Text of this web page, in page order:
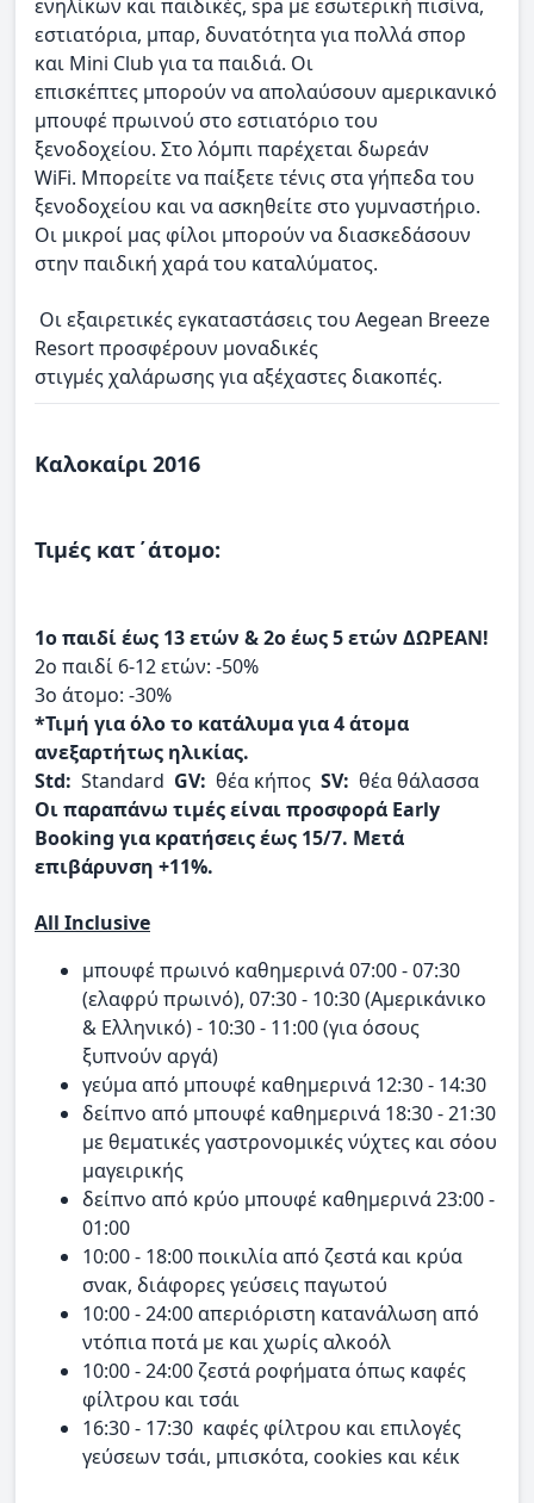
ενηλίκων και παιδικές, spa με εσωτερική πισίνα,
εστιατόρια, μπαρ, δυνατότητα για πολλά σπορ
και Mini Club για τα παιδιά. Οι
επισκέπτες μπορούν να απολαύσουν αμερικανικό
μπουφέ πρωινού στο εστιατόριο του
ξενοδοχείου. Στο λόμπι παρέχεται δωρεάν
WiFi. Μπορείτε να παίξετε τένις στα γήπεδα του
ξενοδοχείου και να ασκηθείτε στο γυμναστήριο.
Οι μικροί μας φίλοι μπορούν να διασκεδάσουν
στην παιδική χαρά του καταλύματος.
Οι εξαιρετικές εγκαταστάσεις του Aegean Breeze
Resort προσφέρουν μοναδικές
στιγμές χαλάρωσης για αξέχαστες διακοπές.
Καλοκαίρι 2016
Τιμές κατ΄άτομο:
1ο παιδί έως 13 ετών & 2ο έως 5 ετών ΔΩΡΕΑΝ!
2ο παιδί 6-12 ετών: -50%
3ο άτομο: -30%
*Τιμή για όλο το κατάλυμα για 4 άτομα
ανεξαρτήτως ηλικίας.
Std: Standard GV: θέα κήπος SV: θέα θάλασσα
Οι παραπάνω τιμές είναι προσφορά Early
Booking για κρατήσεις έως 15/7. Μετά
επιβάρυνση +11%.
All Inclusive
μπουφέ πρωινό καθημερινά 07:00 - 07:30
(ελαφρύ πρωινό), 07:30 - 10:30 (Αμερικάνικο
& Ελληνικό) - 10:30 - 11:00 (για όσους
ξυπνούν αργά)
γεύμα από μπουφέ καθημερινά 12:30 - 14:30
δείπνο από μπουφέ καθημερινά 18:30 - 21:30
με θεματικές γαστρονομικές νύχτες και σόου
μαγειρικής
δείπνο από κρύο μπουφέ καθημερινά 23:00 -
01:00
10:00 - 18:00 ποικιλία από ζεστά και κρύα
σνακ, διάφορες γεύσεις παγωτού
10:00 - 24:00 απεριόριστη κατανάλωση από
ντόπια ποτά με και χωρίς αλκοόλ
10:00 - 24:00 ζεστά ροφήματα όπως καφές
φίλτρου και τσάι
16:30 - 17:30 καφές φίλτρου και επιλογές
γεύσεων τσάι, μπισκότα, cookies και κέικ